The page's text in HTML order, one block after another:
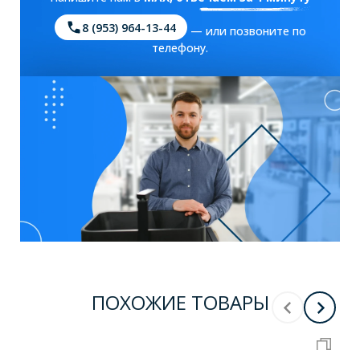
8 (953) 964-13-44
— или позвоните по
телефону.
ПОХОЖИЕ ТОВАРЫ